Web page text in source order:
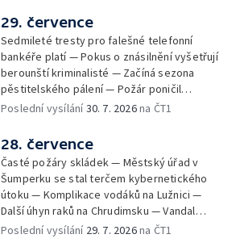
mraženými potravinami v horku — Slavnostní
vyřazení absolventů Univerzity obrany —
Zájem o obytné vozy roste — Praha má
novou servisní loď — Vidická samoobslužná
prodejna si na provoz vydělá — U jezera
Most začíná festival Let It Roll — Vyvrcholil
bouřkový neboli jelení úplněk — Kanoistka
29. července
Sedmileté tresty pro falešné telefonní
bankéře platí — Pokus o znásilnění vyšetřují
berounští kriminalisté — Začíná sezona
pěstitelského pálení — Požár poničil
historickou vilu Marta v Písku — Končí Letní
odpad — Nedostatek vody na Hracholuskách
— Příprava nového plavebního stupně v
Děčíně — Biokoridor pro užovku stromovou
— Záchrana liblického vysílače — První
koncert Diany Ross v Česku — Výroba
obrněných vozidel CV90 — Biokoridor pod
vedením vysokého napětí
Poslední vysílání30. 7. 2026na ČT1
28. července
Časté požáry skládek — Městský úřad v
Šumperku se stal terčem kybernetického
útoku — Komplikace vodáků na Lužnici —
Další úhyn raků na Chrudimsku — Vandal
poškodil okna na Ještědu — Lvice Elza má
Poslední vysílání 29. 7. 2026na ČT1